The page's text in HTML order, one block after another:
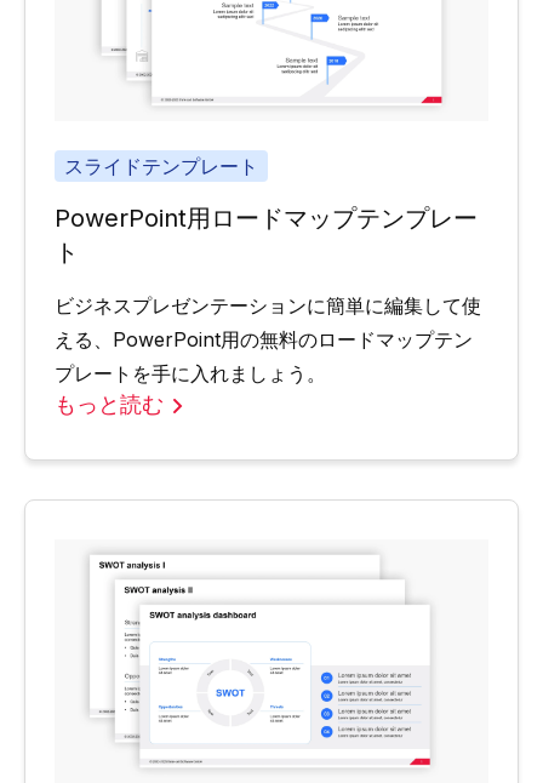
スライドテンプレート
PowerPoint用ロードマップテンプレー
ト
ビジネスプレゼンテーションに簡単に編集して使
える、PowerPoint用の無料のロードマップテン
プレートを手に入れましょう。
もっと読む